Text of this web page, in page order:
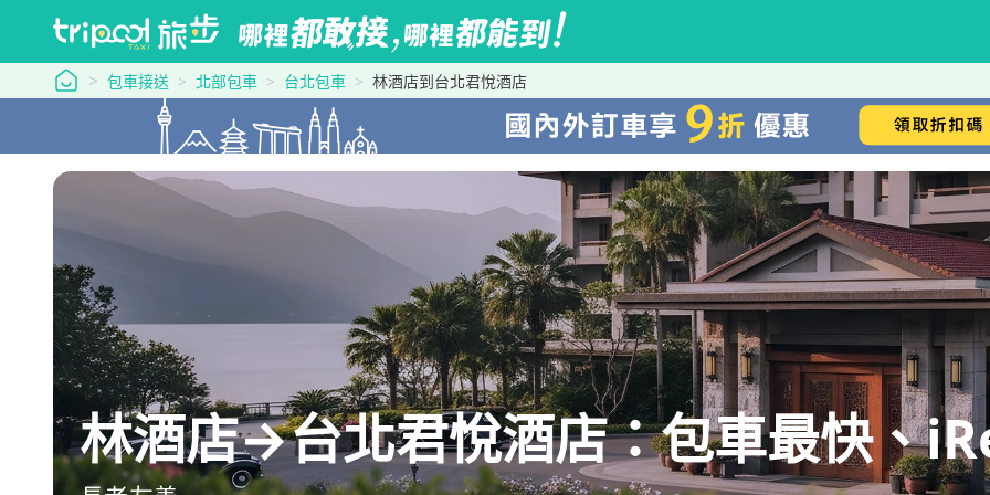
tripool 旅步
包車接送 北部包車 台北包車 林酒店到台北君悅酒店
林酒店→台北君悅酒店：包車最快、